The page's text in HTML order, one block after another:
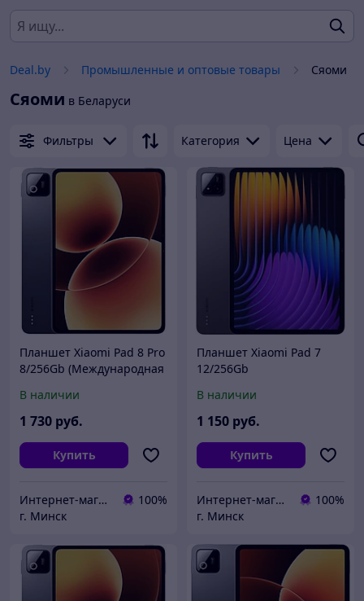
Deal.by Промышленные и оптовые товары Сяоми
Сяоми в Беларуси
Фильтры Категория Цена
Планшет Xiaomi Pad 8 Pro
8/256Gb (Международная
В наличии
1 730 руб.
Купить
Интернет-магазин ВашТелефон
100%
г. Минск
Планшет Xiaomi Pad 7
12/256Gb
В наличии
1 150 руб.
Купить
Интернет-магазин ВашТелефон
100%
г. Минск